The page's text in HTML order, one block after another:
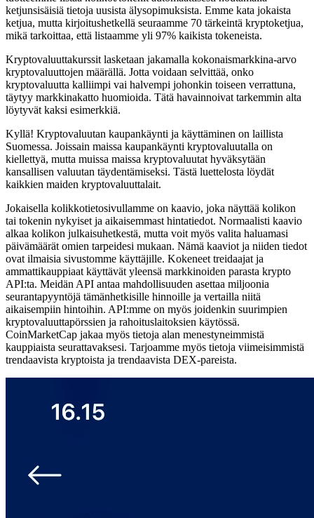
ketjunsisäisiä tietoja uusista älysopimuksista. Emme kata jokaista
ketjua, mutta kirjoitushetkellä seuraamme 70 tärkeintä kryptoketjua,
mikä tarkoittaa, että listaamme yli 97% kaikista tokeneista.
Kryptovaluuttakurssit lasketaan jakamalla kokonaismarkkina-arvo
kryptovaluuttojen määrällä. Jotta voidaan selvittää, onko
kryptovaluutta kalliimpi vai halvempi johonkin toiseen verrattuna,
täytyy markkinakatto huomioida. Tätä havainnoivat tarkemmin alta
löytyvät kaksi esimerkkiä.
Kyllä! Kryptovaluutan kaupankäynti ja käyttäminen on laillista
Suomessa. Joissain maissa kaupankäynti kryptovaluutalla on
kiellettyä, mutta muissa maissa kryptovaluutat hyväksytään
kansallisen valuutan täydentämiseksi. Tästä luettelosta löydät
kaikkien maiden kryptovaluuttalait.
Jokaisella kolikkotietosivullamme on kaavio, joka näyttää kolikon
tai tokenin nykyiset ja aikaisemmast hintatiedot. Normaalisti kaavio
alkaa kolikon julkaisuhetkestä, mutta voit myös valita haluamasi
päivämäärät omien tarpeidesi mukaan. Nämä kaaviot ja niiden tiedot
ovat ilmaisia sivustomme käyttäjille. Kokeneet treidaajat ja
ammattikauppiaat käyttävät yleensä markkinoiden parasta krypto
API:ta. Meidän API antaa mahdollisuuden asettaa miljoonia
seurantapyyntöjä tämänhetkisille hinnoille ja vertailla niitä
aikaisempiin hintoihin. API:mme on myös joidenkin suurimpien
kryptovaluuttapörssien ja rahoituslaitoksien käytössä.
CoinMarketCap jakaa myös tietoja alan menestyneimmistä
kauppiaista seurattavaksesi. Tarjoamme myös tietoja viimeisimmistä
trendaavista kryptoista ja trendaavista DEX-pareista.